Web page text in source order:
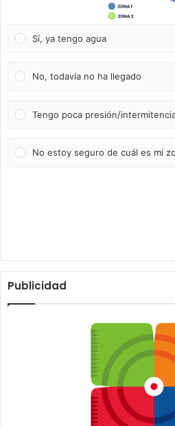
Sí, ya tengo agua
No, todavía no ha llegado
Tengo poca presión/
No estoy seguro de cuál es mi
Publicidad